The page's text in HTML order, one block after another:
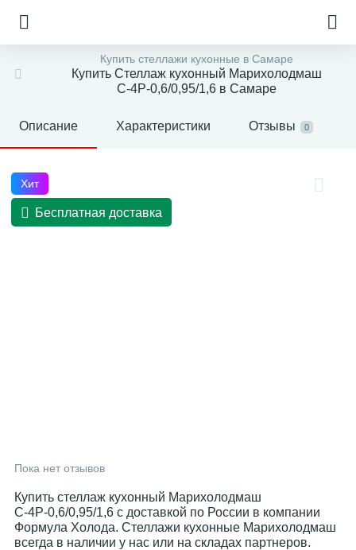
Купить стеллажи кухонные в Самаре
Купить Стеллаж кухонный Марихолодмаш
С-4Р-0,6/0,95/1,6 в Самаре
Описание Характеристики Отзывы 0
Хит
Бесплатная доставка
Пока нет отзывов
Купить стеллаж кухонный Марихолодмаш
С-4Р-0,6/0,95/1,6 с доставкой по России в компании
Формула Холода. Стеллажи кухонные Марихолодмаш
всегда в наличии у нас или на складах партнеров.